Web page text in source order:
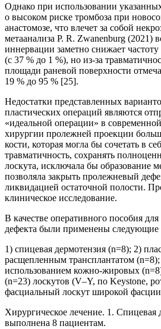
Однако при использовании
о высоком риске тромбоза при
анастомозе, что влечет за собой
метаанализа P. R. Zwanenburg (2021)
иннервации заметно снижает
(с 37 % до 1 %), но из-за
площади раневой поверхности
19 % до 95 % [25].
Недостатки представленных
пластических операций являются
«идеальной операции» в
хирургии пролежней проекции
кости, которая могла бы сочетать в
травматичность, сохранять
лоскута, исключала бы образование
позволяла закрыть пролежневый
ликвидацией остаточной полости.
клиническое исследование.
В качестве оперативного пособия
дефекта были применены следующие
1) спицевая дермотензия (n=8); 2)
расщепленным трансплантатом (n=8);
использованием кожно-жировых
(n=23) лоскутов (V–Y, по Keystone,
фасциальный лоскут широкой фасции
Хирургическое лечение. 1. Спицевая
выполнена 8 пациентам.